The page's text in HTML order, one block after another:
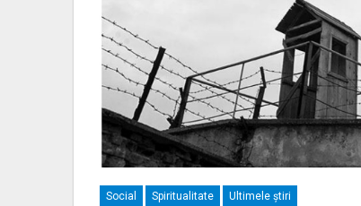
Social Spiritualitate Ultimele ştiri